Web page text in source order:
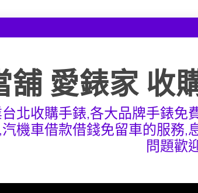
舖 愛錶家 收
北收購手錶,各大品牌手錶
機車借款借錢免留車的服務
問題歡